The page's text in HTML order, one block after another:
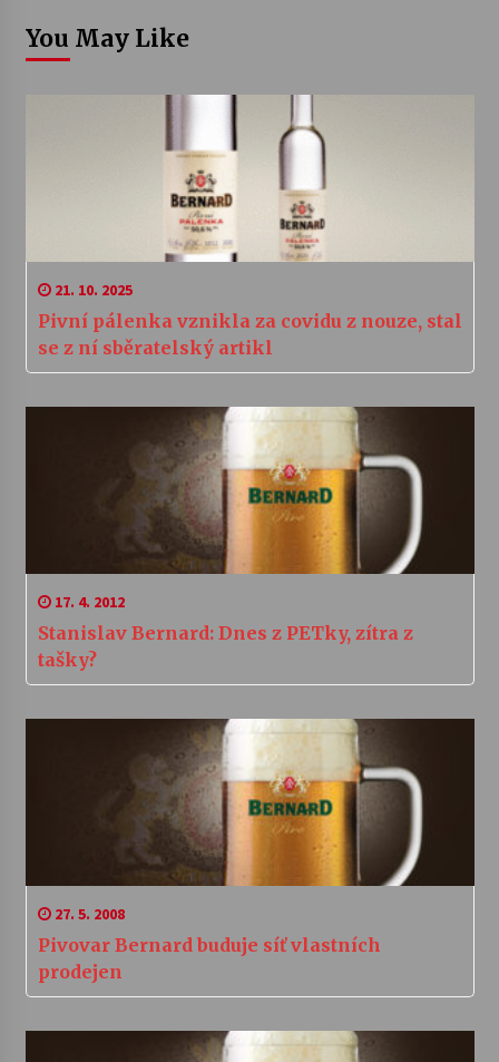
You May Like
21. 10. 2025
Pivní pálenka vznikla za covidu z nouze, stal
se z ní sběratelský artikl
17. 4. 2012
Stanislav Bernard: Dnes z PETky, zítra z
tašky?
27. 5. 2008
Pivovar Bernard buduje síť vlastních
prodejen